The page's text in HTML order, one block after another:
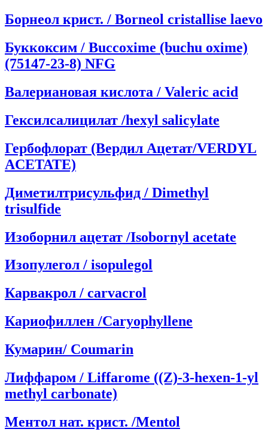
Борнеол крист. / Borneol cristallise laevo
Буккоксим / Buccoxime (buchu oxime)
(75147-23-8) NFG
Валериановая кислота / Valeric acid
Гексилсалицилат /hexyl salicylate
Гербофлорат (Вердил Ацетат/VERDYL
ACETATE)
Диметилтрисульфид / Dimethyl
trisulfide
Изоборнил ацетат /Isobornyl acetate
Изопулегол / isopulegol
Карвакрол / carvacrol
Кариофиллен /Caryophyllene
Кумарин/ Coumarin
Лиффаром / Liffarome ((Z)-3-hexen-1-yl
methyl carbonate)
Ментол нат. крист. /Mentol